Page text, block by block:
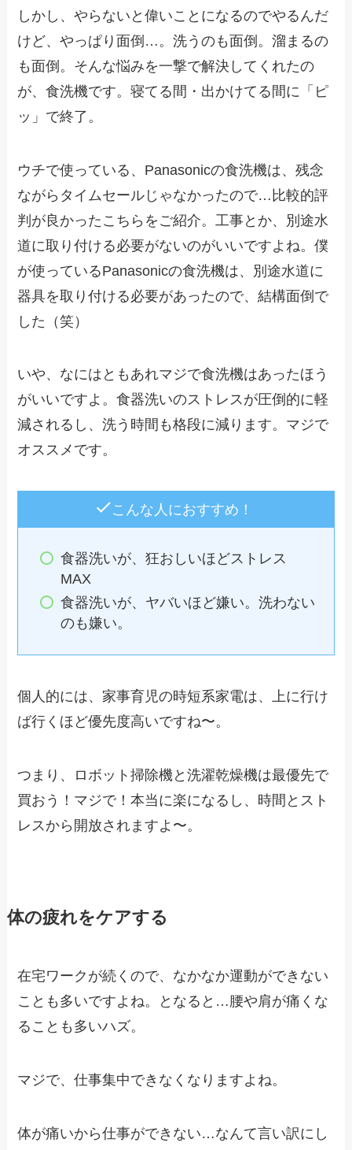
しかし、やらないと偉いことになるのでやるんだ
けど、やっぱり面倒…。洗うのも面倒。溜まるの
も面倒。そんな悩みを一撃で解決してくれたの
が、食洗機です。寝てる間・出かけてる間に「ピ
ッ」で終了。
ウチで使っている、Panasonicの食洗機は、残念
ながらタイムセールじゃなかったので…比較的評
判が良かったこちらをご紹介。工事とか、別途水
道に取り付ける必要がないのがいいですよね。僕
が使っているPanasonicの食洗機は、別途水道に
器具を取り付ける必要があったので、結構面倒で
した（笑）
いや、なにはともあれマジで食洗機はあったほう
がいいですよ。食器洗いのストレスが圧倒的に軽
減されるし、洗う時間も格段に減ります。マジで
オススメです。
こんな人におすすめ！
食器洗いが、狂おしいほどストレス
MAX
食器洗いが、ヤバいほど嫌い。洗わない
のも嫌い。
個人的には、家事育児の時短系家電は、上に行け
ば行くほど優先度高いですね〜。
つまり、ロボット掃除機と洗濯乾燥機は最優先で
買おう！マジで！本当に楽になるし、時間とスト
レスから開放されますよ〜。
体の疲れをケアする
在宅ワークが続くので、なかなか運動ができない
ことも多いですよね。となると…腰や肩が痛くな
ることも多いハズ。
マジで、仕事集中できなくなりますよね。
体が痛いから仕事ができない…なんて言い訳にし